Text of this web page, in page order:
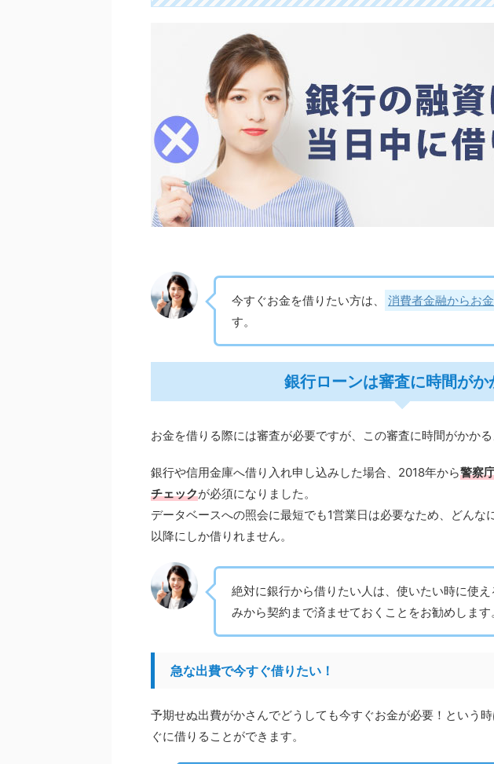
今すぐお金を借りたい方は、 消費者金融からお
す。
銀行ローンは審査に時間がか
お金を借りる際には審査が必要ですが、この審査に時間がかかる
銀行や信用金庫へ借り入れ申し込みした場合、2018年から警察
チェックが必須になりました。
データベースへの照会に最短でも1営業日は必要なため、どんな
以降にしか借りれません。
絶対に銀行から借りたい人は、使いたい時に使
みから契約まで済ませておくことをお勧めします
急な出費で今すぐ借りたい！
予期せぬ出費がかさんでどうしても今すぐお金が必要！という
ぐに借りることができます。